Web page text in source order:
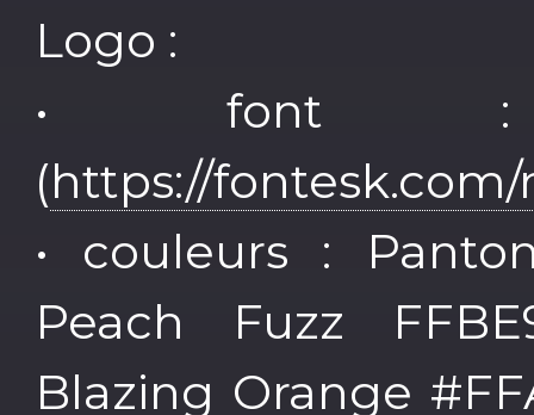
Logo :
• font :
(https://
• couleurs :
Peach Fuzz
Blazing Orange